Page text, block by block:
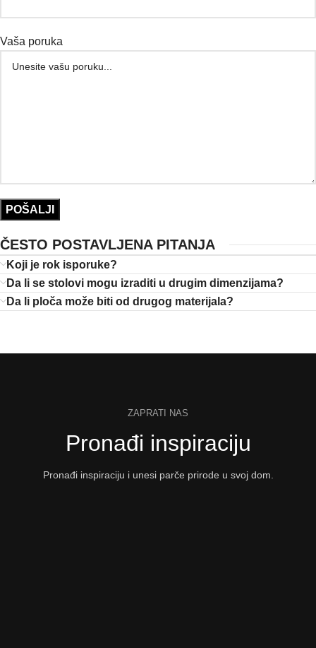
Vaša poruka
ČESTO POSTAVLJENA PITANJA
Koji je rok isporuke?
Da li se stolovi mogu izraditi u drugim dimenzijama?
Da li ploča može biti od drugog materijala?
ZAPRATI NAS
Pronađi inspiraciju
Pronađi inspiraciju i unesi parče prirode u svoj dom.